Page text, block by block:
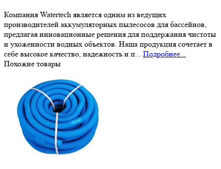
Компания Watertech является одним из ведущих
производителей аккумуляторных пылесосов для бассейнов,
предлагая инновационные решения для поддержания чистоты
и ухоженности водных объектов. Наша продукция сочетает в
себе высокое качество, надежность и п... Подробнее...
Похожие товары